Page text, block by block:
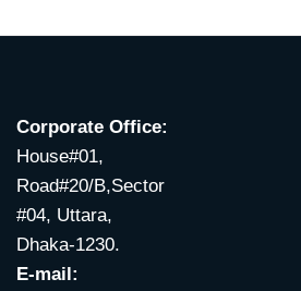
Corporate Office:
House#01,
Road#20/B,Sector
#04, Uttara,
Dhaka-1230.
E-mail: